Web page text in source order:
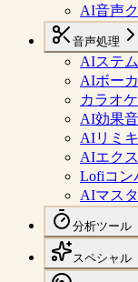
AI音声
音声処理
AIステ
AIボー
カラオ
AI効果音
AIリミ
AIエク
Lofiコン
AIマス
分析ツール
スペシャル